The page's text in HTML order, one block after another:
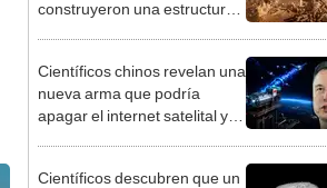
construyeron una estructura
176.500 años
Científicos chinos revelan una
nueva arma que podría
apagar el internet satelital y
Científicos descubren que un